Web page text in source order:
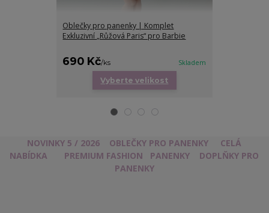
Oblečky pro panenky | Komplet
Exkluzivní „Růžová Paris“ pro Barbie
690 Kč/ks Skladem
Vyberte velikost
NOVINKY 5 / 2026 OBLEČKY PRO PANENKY
CELÁ
NABÍDKA
PREMIUM FASHION PANENKY
DOPLŇKY PRO
PANENKY